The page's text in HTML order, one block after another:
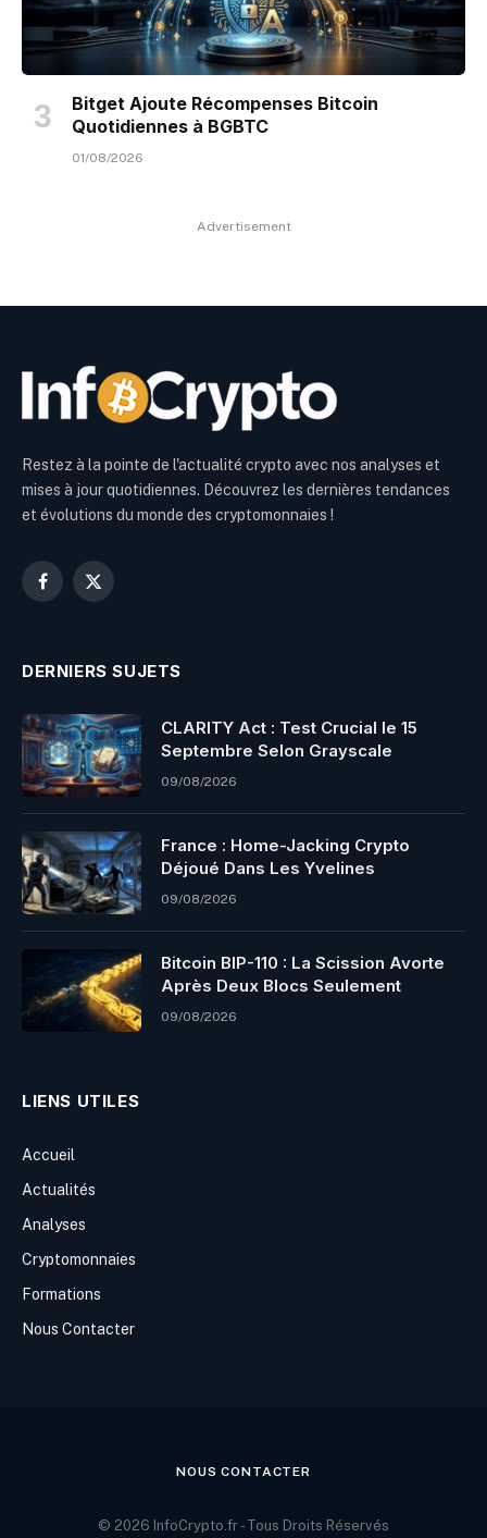
Bitget Ajoute Récompenses Bitcoin
Quotidiennes à BGBTC
01/08/2026
Advertisement
Restez à la pointe de l'actualité crypto avec nos analyses et
mises à jour quotidiennes. Découvrez les dernières tendances
et évolutions du monde des cryptomonnaies !
Facebook
X
DERNIERS SUJETS
CLARITY Act : Test Crucial le 15
Septembre Selon Grayscale
09/08/2026
France : Home-Jacking Crypto
Déjoué Dans Les Yvelines
09/08/2026
Bitcoin BIP-110 : La Scission Avorte
Après Deux Blocs Seulement
09/08/2026
LIENS UTILES
Accueil
Actualités
Analyses
Cryptomonnaies
Formations
Nous Contacter
NOUS CONTACTER
© 2026 InfoCrypto.fr - Tous Droits Réservés